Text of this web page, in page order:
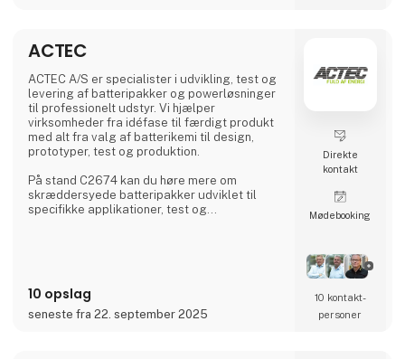
Simplewires clips overfører ID'et fra dine
sikringer til alle el
ACTEC
ACTEC A/S er specialister i udvikling, test og
levering af batteripakker og powerløsninger
til professionelt udstyr. Vi hjælper
virksomheder fra idéfase til færdigt produkt
med alt fra valg af batterikemi til design,
prototyper, test og produktion.
På stand C2674 kan du høre mere om
skræddersyede batteripakker udviklet til
specifikke applikationer, test og
Vi samarbejder tæt med udviklingshuse,
10 opslag
seneste fra 22. september 2025
Direkte
kontakt
Møde­booking
10 kontakt­
personer